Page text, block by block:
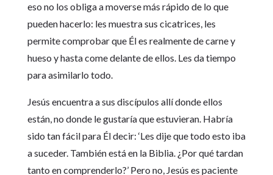
eso no los obliga a moverse más rápido de lo que
pueden hacerlo: les muestra sus cicatrices, les
permite comprobar que Él es realmente de carne y
hueso y hasta come delante de ellos. Les da tiempo
para asimilarlo todo.
Jesús encuentra a sus discípulos allí donde ellos
están, no donde le gustaría que estuvieran. Habría
sido tan fácil para Él decir: ‘Les dije que todo esto iba
a suceder. También está en la Biblia. ¿Por qué tardan
tanto en comprenderlo?’ Pero no, Jesús es paciente